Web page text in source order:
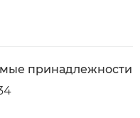
принадлежности